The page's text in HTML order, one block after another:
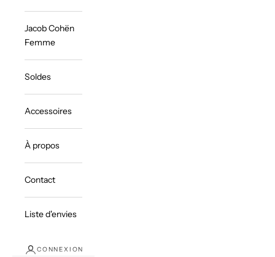
Jacob Cohën
Femme
Soldes
Accessoires
À propos
Contact
Liste d'envies
CONNEXION